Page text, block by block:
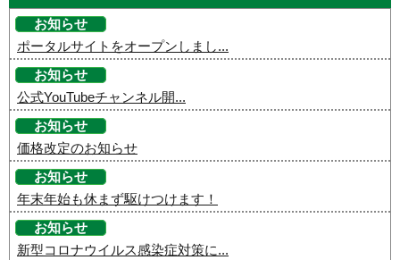
お知らせ
ポータルサイトをオープンしまし...
お知らせ
公式YouTubeチャンネル開...
お知らせ
価格改定のお知らせ
お知らせ
年末年始も休まず駆けつけます！
お知らせ
新型コロナウイルス感染症対策に...